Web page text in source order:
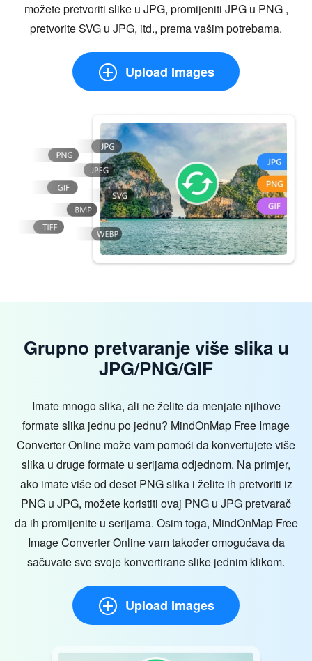
možete pretvoriti slike u JPG, promijeniti JPG u PNG ,
pretvorite SVG u JPG, itd., prema vašim potrebama.
Upload Images
Grupno pretvaranje više slika u
JPG/PNG/GIF
Imate mnogo slika, ali ne želite da menjate njihove
formate slika jednu po jednu? MindOnMap Free Image
Converter Online može vam pomoći da konvertujete više
slika u druge formate u serijama odjednom. Na primjer,
ako imate više od deset PNG slika i želite ih pretvoriti iz
PNG u JPG, možete koristiti ovaj PNG u JPG pretvarač
da ih promijenite u serijama. Osim toga, MindOnMap Free
Image Converter Online vam također omogućava da
sačuvate sve svoje konvertirane slike jednim klikom.
Upload Images